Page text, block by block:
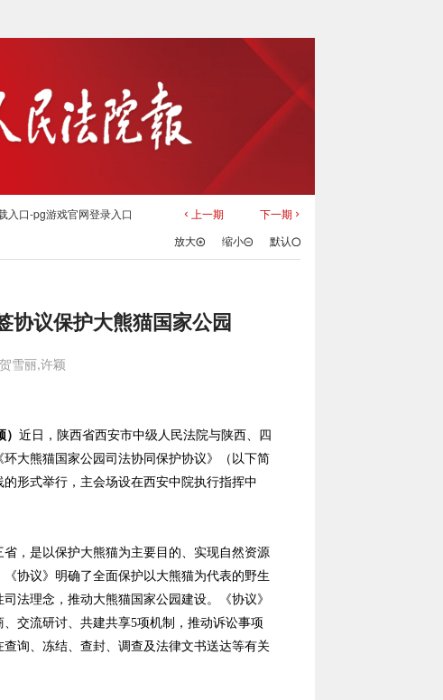
入口-pg游戏官网登录入口 上一期
下一期
放大 缩小 默认
协议保护大熊猫国家公园
贺雪丽,许颖
近日，陕西省西安市中级人民法院与陕西、四
大熊猫国家公园司法协同保护协议》（以下简
形式举行，主会场设在西安中院执行指挥中
是以保护大熊猫为主要目的、实现自然资源
协议》明确了全面保护以大熊猫为代表的野生
法理念，推动大熊猫国家公园建设。《协议》
交流研讨、共建共享5项机制，推动诉讼事项
询、冻结、查封、调查及法律文书送达等有关